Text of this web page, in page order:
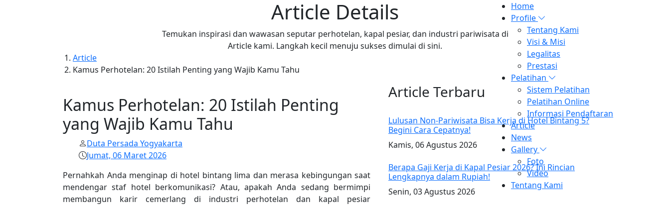
Home
Profile
Tentang Kami
Visi & Misi
Legalitas
Prestasi
Pelatihan
Sistem Pelatihan
Pelatihan Online
Informasi Pendaftaran
Article
News
Gallery
Foto
Video
Tentang Kami
Article Details
Temukan inspirasi dan wawasan seputar perhotelan, kapal pesiar, dan industri pariwisata di
Article kami. Langkah kecil menuju sukses dimulai di sini.
Article
Kamus Perhotelan: 20 Istilah Penting yang Wajib Kamu Tahu
Kamus Perhotelan: 20 Istilah Penting
yang Wajib Kamu Tahu
Duta Persada Yogyakarta
Jumat, 06 Maret 2026
Pernahkah Anda menginap di hotel bintang lima dan merasa kebingungan saat
mendengar staf hotel berkomunikasi? Atau, apakah Anda sedang bermimpi
membangun karir cemerlang di industri perhotelan dan kapal pesiar
Article Terbaru
Lulusan Non-Pariwisata Bisa Kerja di Hotel Bintang 5?
Begini Cara Cepatnya!
Kamis, 06 Agustus 2026
Berapa Gaji Kerja di Kapal Pesiar 2026? Ini Rincian
Lengkapnya dalam Rupiah!
Senin, 03 Agustus 2026